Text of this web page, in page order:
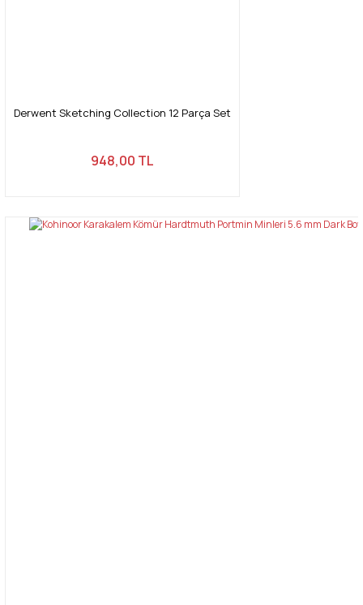
Gönder
Derwent Sketching Collection 12 Parça Set
948,00 TL